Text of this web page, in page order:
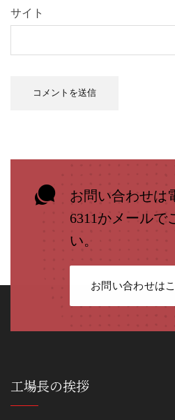
サイト
お問い合わせは
6311かメールで
い。
お問い合わせは
工場長の挨拶